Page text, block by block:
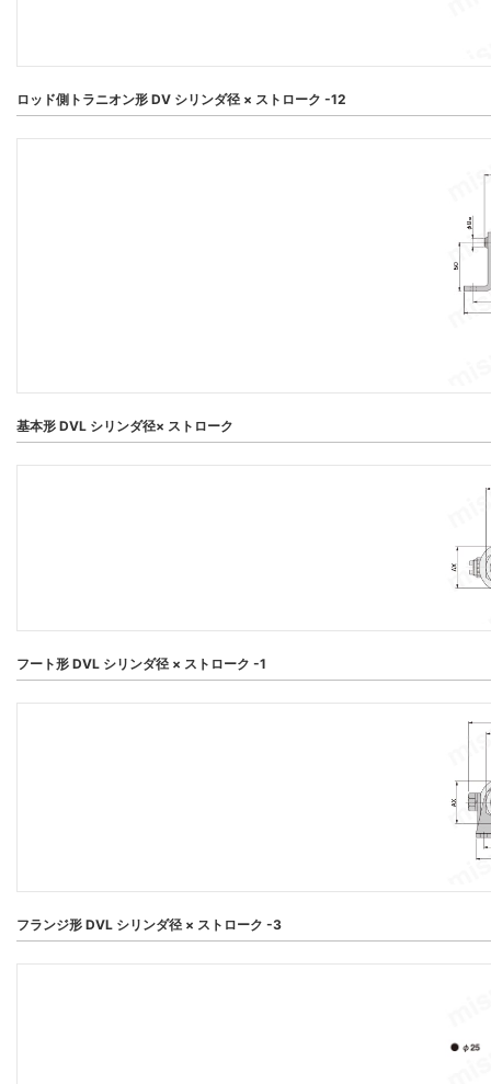
ロッド側トラニオン形 DV シリンダ径 × ストローク -12
基本形 DVL シリンダ径× ストローク
フート形 DVL シリンダ径 × ストローク -1
フランジ形 DVL シリンダ径 × ストローク -3